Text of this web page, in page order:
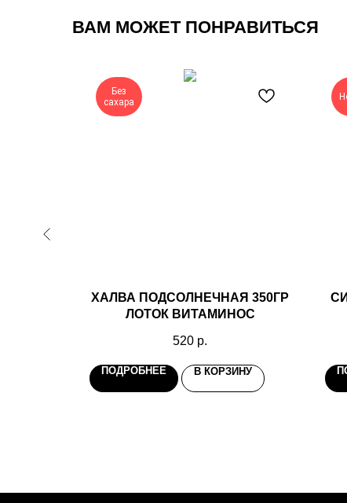
ВАМ МОЖЕТ ПОНРАВИТЬСЯ
Без
сахара
ХАЛВА ПОДСОЛНЕЧНАЯ 350ГР
ЛОТОК ВИТАМИНОС
520 р.
ПОДРОБНЕЕ В КОРЗИНУ